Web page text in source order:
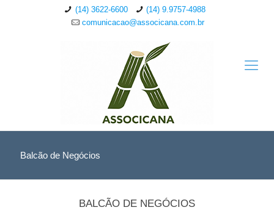
(14) 3622-6600
(14) 9.9757-4988
comunicacao@associcana.com.br
Balcão de Negócios
BALCÃO DE NEGÓCIOS